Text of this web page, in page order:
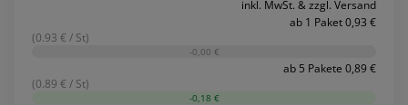
inkl. MwSt. & zzgl. Versand
ab 1 Paket 0,93 €
(0.93 € / St)
-0,00 €
ab 5 Pakete 0,89 €
(0.89 € / St)
-0,18 €